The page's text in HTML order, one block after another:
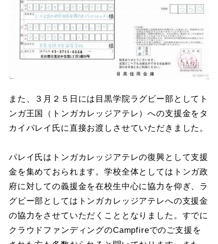
また、３月２５日には目黒学院ラグビー部としてト
ンガ王国（トンガカレッジアテレ）への支援金をタ
カイパレイ氏に直接お渡しさせていただきました。
パレイ氏はトンガカレッジアテレの復興として支援
金を集めておられます。学校全体としてはトンガ政
府に対しての義援金を在校生中心に協力を仰ぎ、ラ
グビー部としてはトンガカレッジアテレへの支援金
の協力をさせていただくこととなりました。すでに
クラウドファンディングのCampfireでのご支援を